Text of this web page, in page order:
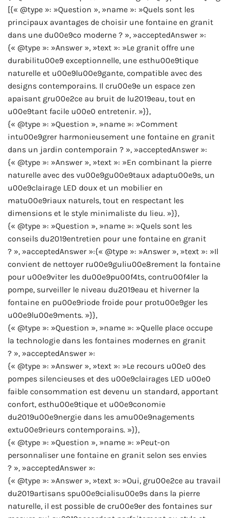
[{« @type »: »Question », »name »: »Quels sont les
principaux avantages de choisir une fontaine en granit
dans une du00e9co moderne ? », »acceptedAnswer »:
{« @type »: »Answer », »text »: »Le granit offre une
durabilitu00e9 exceptionnelle, une esthu00e9tique
naturelle et u00e9lu00e9gante, compatible avec des
designs contemporains. Il cru00e9e un espace zen
apaisant gru00e2ce au bruit de lu2019eau, tout en
u00e9tant facile u00e0 entretenir. »}},
{« @type »: »Question », »name »: »Comment
intu00e9grer harmonieusement une fontaine en granit
dans un jardin contemporain ? », »acceptedAnswer »:
{« @type »: »Answer », »text »: »En combinant la pierre
naturelle avec des vu00e9gu00e9taux adaptu00e9s, un
u00e9clairage LED doux et un mobilier en
matu00e9riaux naturels, tout en respectant les
dimensions et le style minimaliste du lieu. »}},
{« @type »: »Question », »name »: »Quels sont les
conseils du2019entretien pour une fontaine en granit
? », »acceptedAnswer »:{« @type »: »Answer », »text »: »Il
convient de nettoyer ru00e9guliu00e8rement la fontaine
pour u00e9viter les du00e9pu00f4ts, contru00f4ler la
pompe, surveiller le niveau du2019eau et hiverner la
fontaine en pu00e9riode froide pour protu00e9ger les
u00e9lu00e9ments. »}},
{« @type »: »Question », »name »: »Quelle place occupe
la technologie dans les fontaines modernes en granit
? », »acceptedAnswer »:
{« @type »: »Answer », »text »: »Le recours u00e0 des
pompes silencieuses et des u00e9clairages LED u00e0
faible consommation est devenu un standard, apportant
confort, esthu00e9tique et u00e9conomie
du2019u00e9nergie dans les amu00e9nagements
extu00e9rieurs contemporains. »}},
{« @type »: »Question », »name »: »Peut-on
personnaliser une fontaine en granit selon ses envies
? », »acceptedAnswer »:
{« @type »: »Answer », »text »: »Oui, gru00e2ce au travail
du2019artisans spu00e9cialisu00e9s dans la pierre
naturelle, il est possible de cru00e9er des fontaines sur